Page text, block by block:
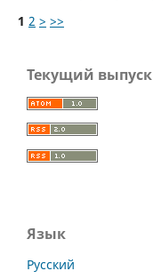
1 2 > >>
Текущий выпуск
Язык
Русский